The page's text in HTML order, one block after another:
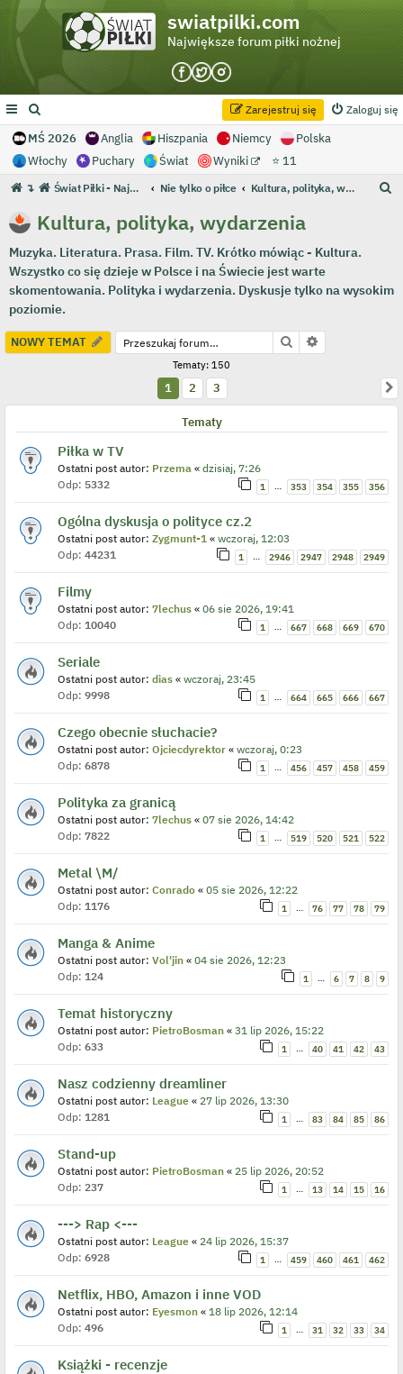
swiatpilki.com
Największe forum piłki nożnej
Zaloguj się
Zarejestruj się
MŚ 2026 Anglia Hiszpania Niemcy
Polska
Włochy
Puchary Świat Wyniki ⭐ 11
↴ Świat Piłki - Największe forum piłki nożnej Nie tylko o piłce Kultura, polityka, wydarzenia
j
Kultura, polityka, wydarzenia
Muzyka. Literatura. Prasa. Film. TV. Krótko mówiąc - Kultura.
Wszystko co się dzieje w Polsce i na Świecie jest warte
skomentowania. Polityka i wydarzenia. Dyskusje tylko na wysokim
poziomie.
NOWY TEMAT Szukaj
Tematy: 150
1 2 3
Tematy
Piłka w TV
Ostatni post autor: Przema « dzisiaj, 7:26
Odp: 5332 1 … 353 354 355 356
Ogólna dyskusja o polityce cz.2
Ostatni post autor: Zygmunt-1 « wczoraj, 12:03
Odp: 44231 1 … 2946 2947 2948 2949
Filmy
Ostatni post autor: 7lechus « 06 sie 2026, 19:41
Odp: 10040 1 … 667 668 669 670
Seriale
Ostatni post autor: dias « wczoraj, 23:45
Odp: 9998 1 … 664 665 666 667
Czego obecnie słuchacie?
Ostatni post autor: Ojciecdyrektor « wczoraj, 0:23
Odp: 6878 1 … 456 457 458 459
Polityka za granicą
Ostatni post autor: 7lechus « 07 sie 2026, 14:42
Odp: 7822 1 … 519 520 521 522
Metal \M/
Ostatni post autor: Conrado « 05 sie 2026, 12:22
Odp: 1176 1 … 76 77 78 79
Manga & Anime
Ostatni post autor: Vol'jin « 04 sie 2026, 12:23
Odp: 124 1 … 6 7 8 9
Temat historyczny
Ostatni post autor: PietroBosman « 31 lip 2026, 15:22
Odp: 633 1 … 40 41 42 43
Nasz codzienny dreamliner
Ostatni post autor: League « 27 lip 2026, 13:30
Odp: 1281 1 … 83 84 85 86
Stand-up
Ostatni post autor: PietroBosman « 25 lip 2026, 20:52
Odp: 237 1 … 13 14 15 16
---> Rap <---
Ostatni post autor: League « 24 lip 2026, 15:37
Odp: 6928 1 … 459 460 461 462
Netflix, HBO, Amazon i inne VOD
Ostatni post autor: Eyesmon « 18 lip 2026, 12:14
Odp: 496 1 … 31 32 33 34
Książki - recenzje